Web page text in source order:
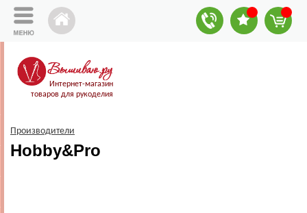
Интернет-магазин
товаров для рукоделия
Производители
Hobby&Pro